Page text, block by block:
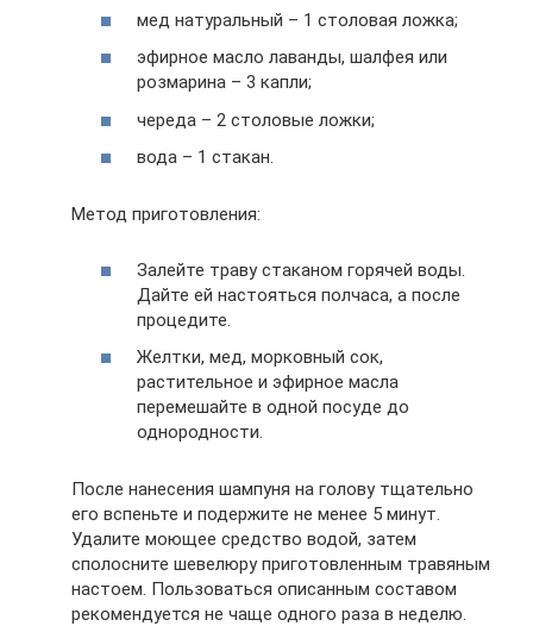
мед натуральный – 1 столовая ложка;
эфирное масло лаванды, шалфея или
розмарина – 3 капли;
череда – 2 столовые ложки;
вода – 1 стакан.
Метод приготовления:
Залейте траву стаканом горячей воды.
Дайте ей настояться полчаса, а после
процедите.
Желтки, мед, морковный сок,
растительное и эфирное масла
перемешайте в одной посуде до
однородности.
После нанесения шампуня на голову тщательно
его вспеньте и подержите не менее 5 минут.
Удалите моющее средство водой, затем
сполосните шевелюру приготовленным травяным
настоем. Пользоваться описанным составом
рекомендуется не чаще одного раза в неделю.